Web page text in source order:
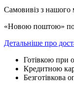
Самовивіз з нашого
«Новою поштою»
Детальніше про
Готівкою при
Кредитною
Безготівкова